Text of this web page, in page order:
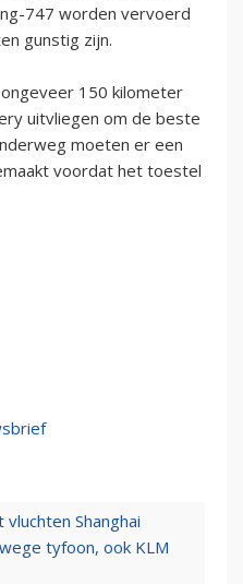
747 worden vervoerd
gunstig zijn.
ongeveer 150 kilometer
uitvliegen om de beste
moeten er een
voordat het toestel
Shanghai
tyfoon, ook KLM